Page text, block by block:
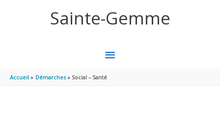
Sainte-Gemme
MENU
PRINCIPAL
Accueil Démarches Social – Santé